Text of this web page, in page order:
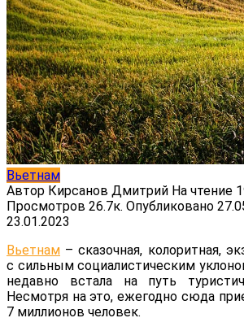
Вьетнам
Автор Кирсанов Дмитрий На чтение
Просмотров 26.7к. Опубликовано
23.01.2023
Вьетнам – сказочная, колоритная,
с сильным социалистическим
недавно встала на путь
Несмотря на это, ежегодно сюда
7 миллионов человек.